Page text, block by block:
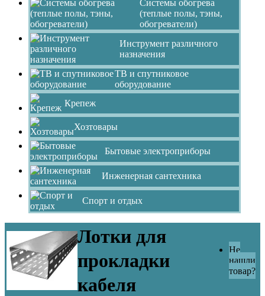
Системы обогрева
(теплые полы, тэны,
обогреватели)
Инструмент различного
назначения
ТВ и спутниковое
оборудование
Крепеж
Хозтовары
Бытовые электроприборы
Инженерная сантехника
Спорт и отдых
Лотки для
прокладки
кабеля
Не
нашли
товар?